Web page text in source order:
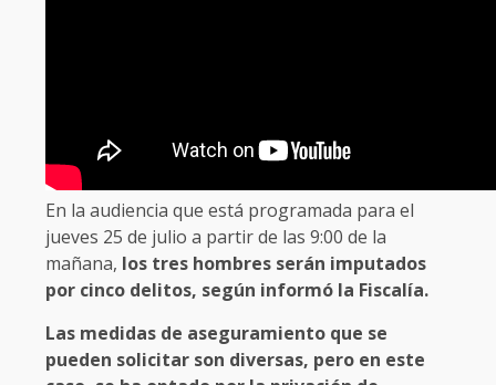
En la audiencia que está programada para el
jueves 25 de julio a partir de las 9:00 de la
mañana, los tres hombres serán imputados
por cinco delitos, según informó la Fiscalía.
Las medidas de aseguramiento que se
pueden solicitar son diversas, pero en este